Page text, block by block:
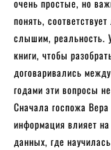
очень простые, но
понять,
слышим, реальность.
книги, чтобы
договаривались
годами эти вопросы
Сначала госпожа
информация влияет
данных, где